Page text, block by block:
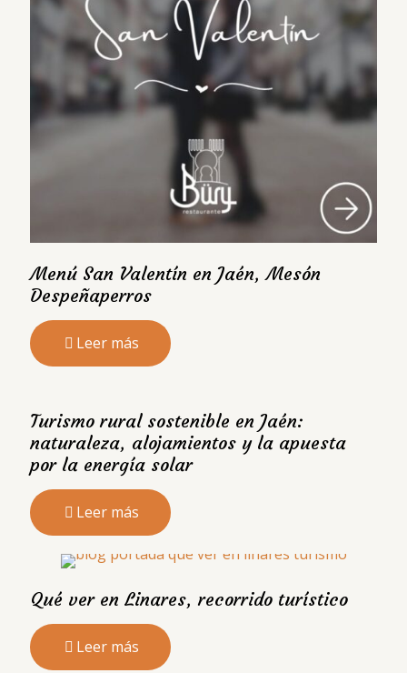
Menú San Valentín en Jaén, Mesón
Despeñaperros
Leer más
Turismo rural sostenible en Jaén:
naturaleza, alojamientos y la apuesta
por la energía solar
Leer más
Qué ver en Linares, recorrido turístico
Leer más